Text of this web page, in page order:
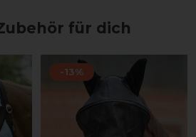
für dich
-13%